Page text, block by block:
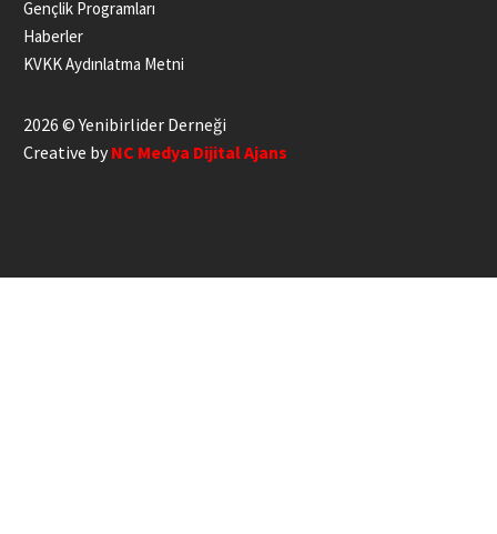
Gençlik Programları
Haberler
KVKK Aydınlatma Metni
2026 © Yenibirlider Derneği
Creative by NC Medya Dijital Ajans